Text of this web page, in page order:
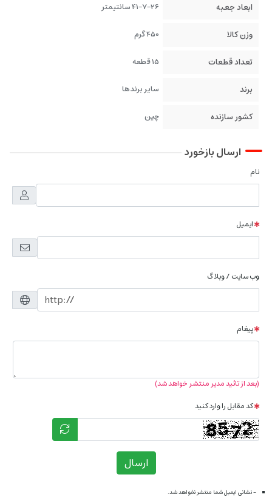
ابعاد جعبه 41-7-26 سانتیمتر
وزن کالا 450 گرم
تعداد قطعات 15 قطعه
برند سایر برندها
کشور سازنده چین
ارسال بازخورد
نام
ایمیل
وب سایت / وبلاگ
پیغام
(بعد از تائید مدیر منتشر خواهد شد)
کد مقابل را وارد کنید
ارسال
- نشانی ایمیل شما منتشر نخواهد شد.